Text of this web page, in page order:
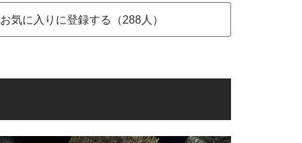
お気に入りに登録する（288人）